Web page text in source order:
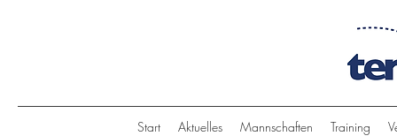
Start Aktuelles Mannschaften Training